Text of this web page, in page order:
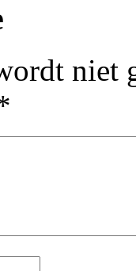
niet